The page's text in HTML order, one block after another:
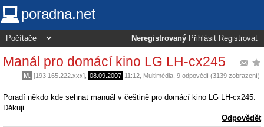
poradna.net
Neregistrovaný Přihlásit Registrovat
Manál pro domácí kino LG LH-cx245
M. [193.165.222.xxx], 08.09.2007 11:12 Multimédia , 9 odpovědí (3139 zobrazení)
Poradí někdo kde sehnat manuál v češtině pro domácí kino LG LH-cx245.
Děkuji
Odpovědět